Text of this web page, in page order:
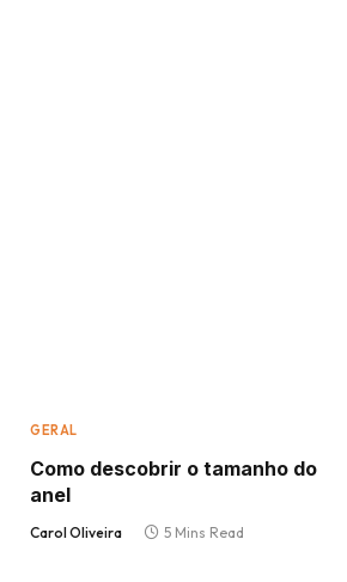
GERAL
Como descobrir o tamanho do
anel
Carol Oliveira 5 Mins Read